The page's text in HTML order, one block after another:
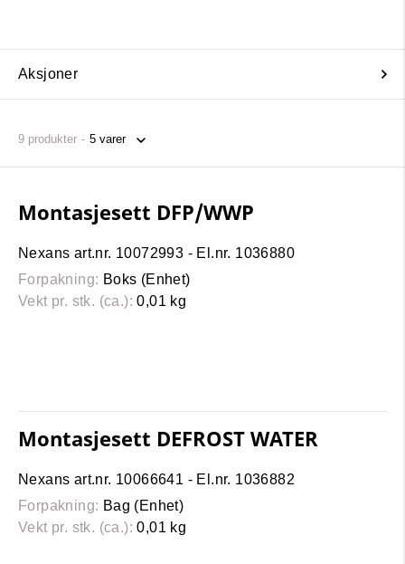
Aksjoner
9 produkter
Montasjesett DFP/WWP
Nexans art.nr. 10072993 - El.nr. 1036880
Forpakning: Boks (Enhet)
Vekt pr. stk. (ca.): 0,01 kg
Montasjesett DEFROST WATER
Nexans art.nr. 10066641 - El.nr. 1036882
Forpakning: Bag (Enhet)
Vekt pr. stk. (ca.): 0,01 kg